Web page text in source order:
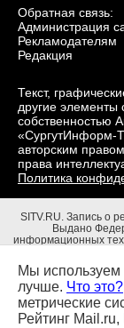
Обратная связь:
Администрация
Рекламодателям
Редакция
Текст,
другие
собственностью
«СургутИнформ-
авторским
права
Политика
SITV.RU. Запись о
Выдано
информационных
Адрес редакции:
Мы используем
лучше. Что это?
метрические
Рейтинг